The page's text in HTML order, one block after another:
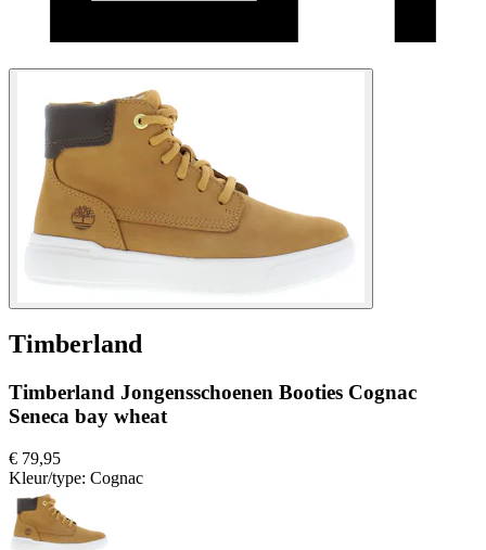
Timberland
Timberland Jongensschoenen Booties Cognac
Seneca bay wheat
€ 79,95
Kleur/type: Cognac